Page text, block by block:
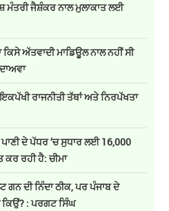
ਮੰਤਰੀ ਜੈਸ਼ੰਕਰ ਨਾਲ ਮੁਲਾਕਾਤ ਲਈ
ਅੱਤਵਾਦੀ ਮਾਡਿਊਲ ਨਾਲ ਨਹੀਂ ਸੀ
ਰਾਜਨੀਤੀ ਤੱਥਾਂ ਅਤੇ ਨਿਰਪੱਖਤਾ
ਦੇ ਪੱਧਰ ‘ਚ ਸੁਧਾਰ ਲਈ 16,000
ਰਹੀ ਹੈ: ਚੀਮਾ
ਦੀ ਨਿੰਦਾ ਠੀਕ, ਪਰ ਪੰਜਾਬ ਦੇ
ਕਿਉਂ? : ਪਰਗਟ ਸਿੰਘ